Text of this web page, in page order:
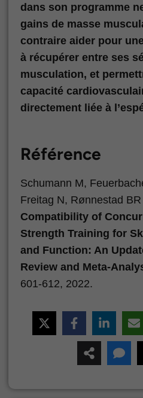
dans son programme
gains de masse
contraire aider pour
à récupérer entre ses
musculation, et
capacité
directement liée à
Référence
Schumann M,
Freitag N, Rønnestad
Compatibility of
Strength Training for
and Function: An
Review and
601-612, 2022.